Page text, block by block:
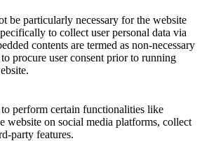
be particularly necessary for the website
to collect user personal data via
contents are termed as non-necessary
procure user consent prior to running
perform certain functionalities like
website on social media platforms, collect
party features.